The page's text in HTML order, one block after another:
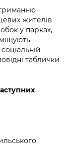
жителів
у парках,
таблички